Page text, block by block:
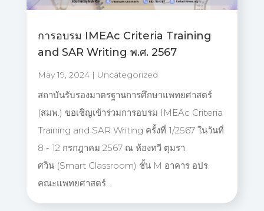
การอบรม IMEAc Criteria Training
and SAR Writing พ.ศ. 2567
May 19, 2024| Uncategorized
สถาบันรับรองมาตรฐานการศึกษาแพทยศาสตร์
(สมพ.) ขอเชิญเข้าร่วมการอบรม IMEAc Criteria
Training and SAR Writing ครั้งที่ 1/2567 ในวันที่
8 - 12 กรกฎาคม 2567 ณ ห้องทวี ตุมรา
ศวิน (Smart Classroom) ชั้น M อาคาร อปร.
คณะแพทยศาสตร์...